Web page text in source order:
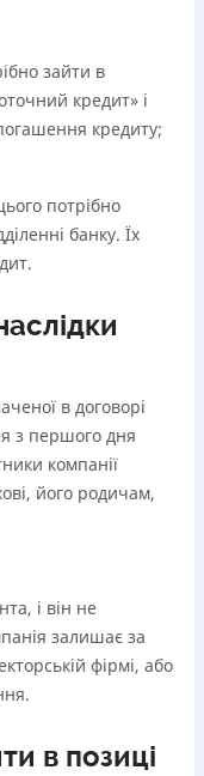
зайти в
кредит» і
кредиту;
потрібно
банку. Їх
в договорі
з першого дня
компанії
його родичам,
і він не
залишає за
фірмі, або
в позиці